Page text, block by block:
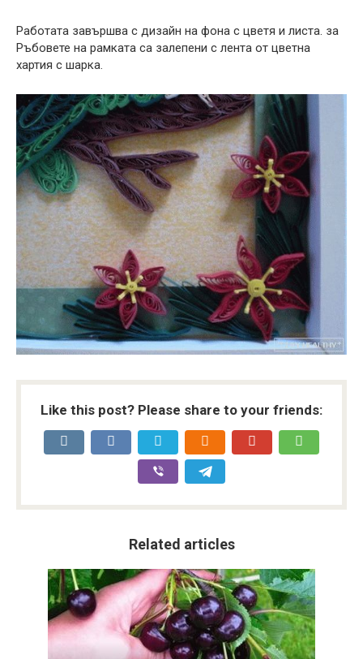
Работата завършва с дизайн на фона с цветя и листа. за
Ръбовете на рамката са залепени с лента от цветна
хартия с шарка.
Like this post? Please share to your friends:
Related articles